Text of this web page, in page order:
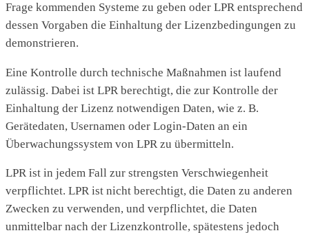
Frage kommenden Systeme zu geben oder LPR entsprechend
dessen Vorgaben die Einhaltung der Lizenzbedingungen zu
demonstrieren.
Eine Kontrolle durch technische Maßnahmen ist laufend
zulässig. Dabei ist LPR berechtigt, die zur Kontrolle der
Einhaltung der Lizenz notwendigen Daten, wie z. B.
Gerätedaten, Usernamen oder Login-Daten an ein
Überwachungssystem von LPR zu übermitteln.
LPR ist in jedem Fall zur strengsten Verschwiegenheit
verpflichtet. LPR ist nicht berechtigt, die Daten zu anderen
Zwecken zu verwenden, und verpflichtet, die Daten
unmittelbar nach der Lizenzkontrolle, spätestens jedoch